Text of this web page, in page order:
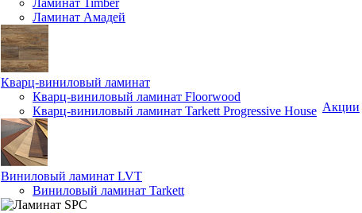
Ламинат Timber
Ламинат Амадей
Кварц-виниловый ламинат
Кварц-виниловый ламинат Floorwood
Кварц-виниловый ламинат Tarkett Progressive House
Виниловый ламинат LVT
Виниловый ламинат Tarkett
Акции